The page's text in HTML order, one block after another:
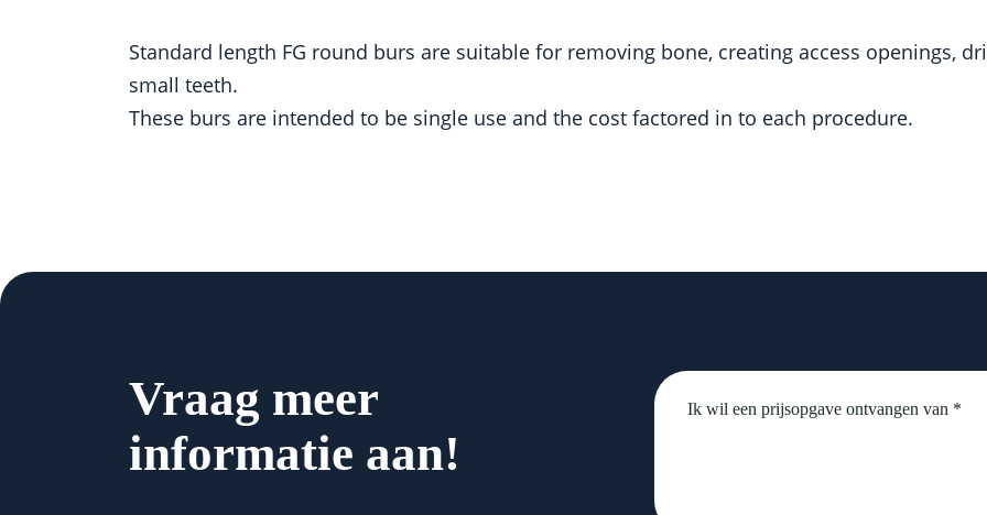
Standard length FG round burs are suitable for removing bone, creating access openings,
small teeth.
These burs are intended to be single use and the cost factored in to each procedure.
Vraag meer
informatie aan!
Untitled